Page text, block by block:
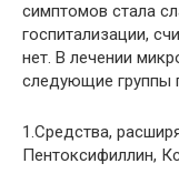
симптомов стала
госпитализации,
нет. В лечении
следующие группы
1.Средства,
Пентоксифиллин,